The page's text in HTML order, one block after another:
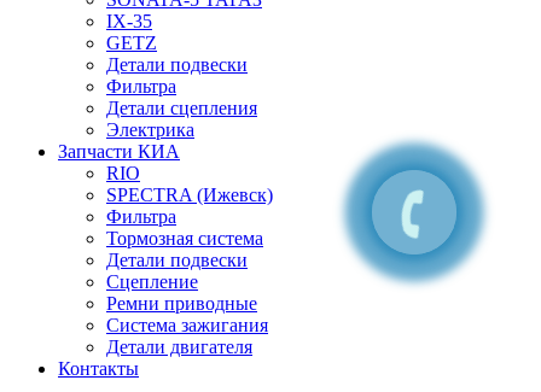
IX-35
GETZ
Детали подвески
Фильтра
Детали сцепления
Электрика
Запчасти КИА
RIO
SPECTRA (Ижевск)
Фильтра
Тормозная система
Детали подвески
Сцепление
Ремни приводные
Система зажигания
Детали двигателя
Контакты